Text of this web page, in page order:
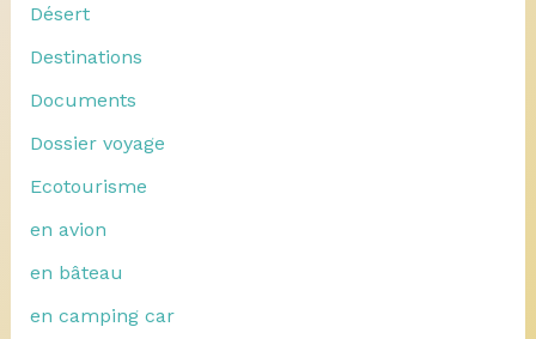
Désert
Destinations
Documents
Dossier voyage
Ecotourisme
en avion
en bâteau
en camping car